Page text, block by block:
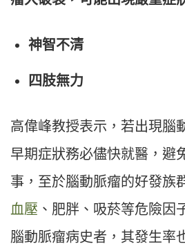
神智不清
四肢無力
高偉峰教授表示，若出現腦
早期症狀務必儘快就醫，避
事，至於腦動脈瘤的好發族
血壓 、肥胖、吸菸等危險因
腦動脈瘤病史者，其發生率